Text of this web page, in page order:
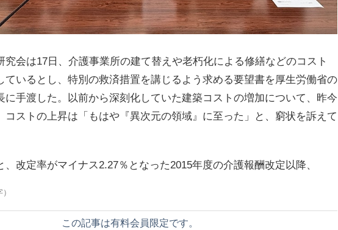
会は17日、介護事業所の建て替えや老朽化による修繕などのコスト
ているとし、特別の救済措置を講じるよう求める要望書を厚生労働省の
に手渡した。以前から深刻化していた建築コストの増加について、昨今
コストの上昇は「もはや『異次元の領域』に至った」と、窮状を訴えて
改定率がマイナス2.27％となった2015年度の介護報酬改定以降、
この記事は有料会員限定です。